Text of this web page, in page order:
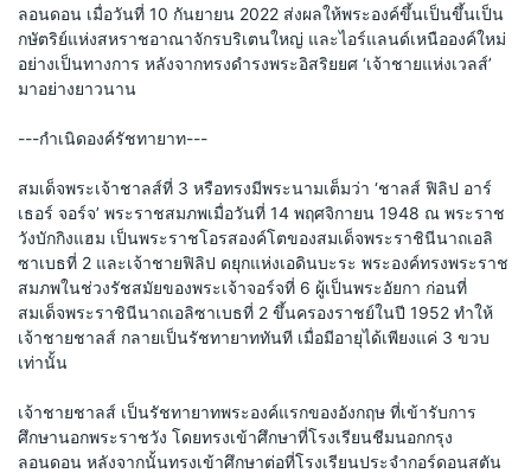
ลอนดอน เมื่อวันที่ 10 กันยายน 2022 ส่งผลให้พระองค์ขึ้นเป็นขึ้นเป็น
กษัตริย์แห่งสหราชอาณาจักรบริเตนใหญ่ และไอร์แลนด์เหนือองค์ใหม่
อย่างเป็นทางการ หลังจากทรงดำรงพระอิสริยยศ ‘เจ้าชายแห่งเวลส์’
มาอย่างยาวนาน
---กำเนิดองค์รัชทายาท---
สมเด็จพระเจ้าชาลส์ที่ 3 หรือทรงมีพระนามเต็มว่า ‘ชาลส์ ฟิลิป อาร์
เธอร์ จอร์จ’ พระราชสมภพเมื่อวันที่ 14 พฤศจิกายน 1948 ณ พระราช
วังบักกิงแฮม เป็นพระราชโอรสองค์โตของสมเด็จพระราชินีนาถเอลิ
ซาเบธที่ 2 และเจ้าชายฟิลิป ดยุกแห่งเอดินบะระ พระองค์ทรงพระราช
สมภพในช่วงรัชสมัยของพระเจ้าจอร์จที่ 6 ผู้เป็นพระอัยกา ก่อนที่
สมเด็จพระราชินีนาถเอลิซาเบธที่ 2 ขึ้นครองราชย์ในปี 1952 ทำให้
เจ้าชายชาลส์ กลายเป็นรัชทายาททันที เมื่อมีอายุได้เพียงแค่ 3 ขวบ
เท่านั้น
เจ้าชายชาลส์ เป็นรัชทายาทพระองค์แรกของอังกฤษ ที่เข้ารับการ
ศึกษานอกพระราชวัง โดยทรงเข้าศึกษาที่โรงเรียนชีมนอกกรุง
ลอนดอน หลังจากนั้นทรงเข้าศึกษาต่อที่โรงเรียนประจำกอร์ดอนสตัน